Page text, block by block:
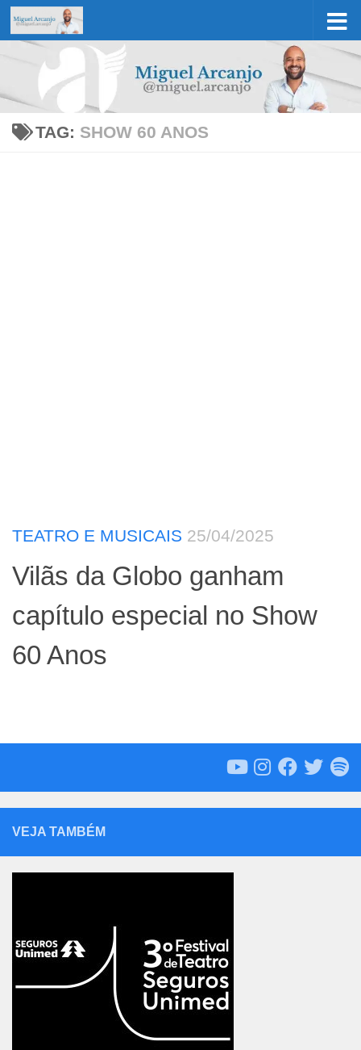
Skip to content
TAG: SHOW 60 ANOS
TEATRO E MUSICAIS 25/04/2025
Vilãs da Globo ganham
capítulo especial no Show
60 Anos
VEJA TAMBÉM